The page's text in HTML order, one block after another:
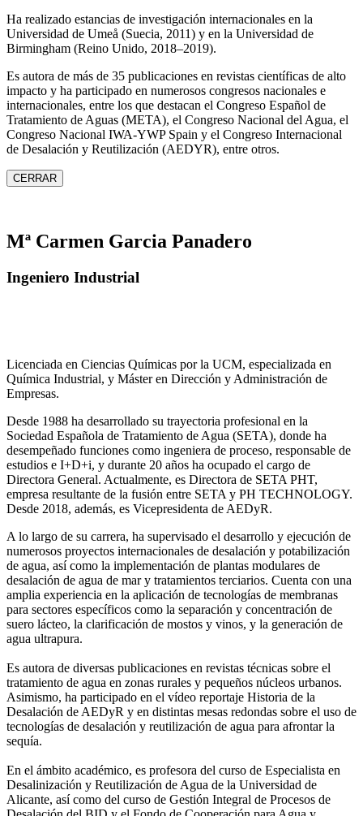
Ha realizado estancias de investigación internacionales en la
Universidad de Umeå (Suecia, 2011) y en la Universidad de
Birmingham (Reino Unido, 2018–2019).
Es autora de más de 35 publicaciones en revistas científicas de alto
impacto y ha participado en numerosos congresos nacionales e
internacionales, entre los que destacan el Congreso Español de
Tratamiento de Aguas (META), el Congreso Nacional del Agua, el
Congreso Nacional IWA‑YWP Spain y el Congreso Internacional
de Desalación y Reutilización (AEDYR), entre otros.
CERRAR
Mª Carmen Garcia Panadero
Ingeniero Industrial
Licenciada en Ciencias Químicas por la UCM, especializada en
Química Industrial, y Máster en Dirección y Administración de
Empresas.
Desde 1988 ha desarrollado su trayectoria profesional en la
Sociedad Española de Tratamiento de Agua (SETA), donde ha
desempeñado funciones como ingeniera de proceso, responsable de
estudios e I+D+i, y durante 20 años ha ocupado el cargo de
Directora General. Actualmente, es Directora de SETA PHT,
empresa resultante de la fusión entre SETA y PH TECHNOLOGY.
Desde 2018, además, es Vicepresidenta de AEDyR.
A lo largo de su carrera, ha supervisado el desarrollo y ejecución de
numerosos proyectos internacionales de desalación y potabilización
de agua, así como la implementación de plantas modulares de
desalación de agua de mar y tratamientos terciarios. Cuenta con una
amplia experiencia en la aplicación de tecnologías de membranas
para sectores específicos como la separación y concentración de
suero lácteo, la clarificación de mostos y vinos, y la generación de
agua ultrapura.
Es autora de diversas publicaciones en revistas técnicas sobre el
tratamiento de agua en zonas rurales y pequeños núcleos urbanos.
Asimismo, ha participado en el vídeo reportaje Historia de la
Desalación de AEDyR y en distintas mesas redondas sobre el uso de
tecnologías de desalación y reutilización de agua para afrontar la
sequía.
En el ámbito académico, es profesora del curso de Especialista en
Desalinización y Reutilización de Agua de la Universidad de
Alicante, así como del curso de Gestión Integral de Procesos de